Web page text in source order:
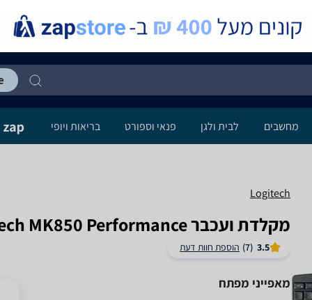
מחשבים לבית ולגן פנאי וספורט בריאות ויופי
Logitech
‏מקלדת ועכבר Logitech MK850 Performance לוגיטק באילת
3.5
(7) הוספת חוות דעת
מאפייני מפתח